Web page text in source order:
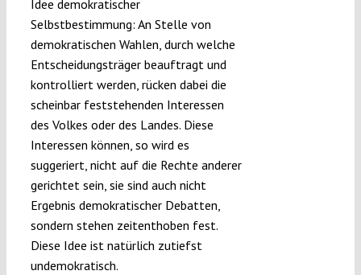
Idee demokratischer
Selbstbestimmung: An Stelle von
demokratischen Wahlen, durch welche
Entscheidungsträger beauftragt und
kontrolliert werden, rücken dabei die
scheinbar feststehenden Interessen
des Volkes oder des Landes. Diese
Interessen können, so wird es
suggeriert, nicht auf die Rechte anderer
gerichtet sein, sie sind auch nicht
Ergebnis demokratischer Debatten,
sondern stehen zeitenthoben fest.
Diese Idee ist natürlich zutiefst
undemokratisch.